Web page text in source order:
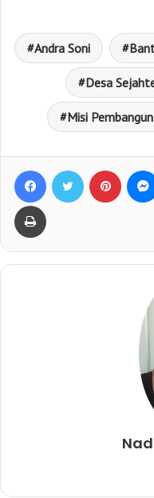
Andra Soni
Desa
Misi